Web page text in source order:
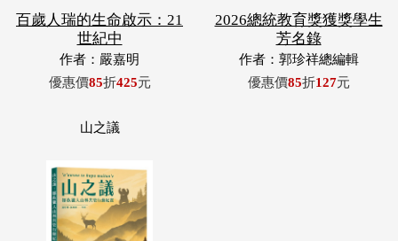
百歲人瑞的生命啟示：21
世紀中
作者：嚴嘉明
優惠價85折425元
2026總統教育獎獲獎學生
芳名錄
作者：郭珍祥總編輯
優惠價85折127元
山之議